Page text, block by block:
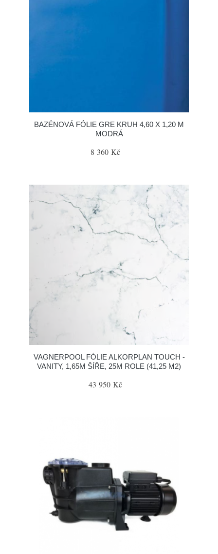
BAZÉNOVÁ FÓLIE GRE KRUH 4,60 X 1,20 M
MODRÁ
8 360 Kč
VAGNERPOOL FÓLIE ALKORPLAN TOUCH -
VANITY, 1,65M ŠÍŘE, 25M ROLE (41,25 M2)
43 950 Kč